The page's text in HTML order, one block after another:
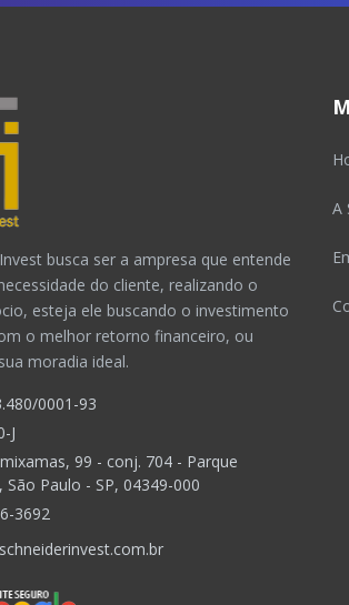
busca ser a ampresa que entende
do cliente, realizando o
esteja ele buscando o investimento
o melhor retorno financeiro, ou
moradia ideal.
0001-93
J
99 - conj. 704 - Parque
São Paulo - SP, 04349-000
3692
A